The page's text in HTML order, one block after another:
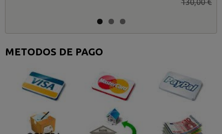
METODOS DE PAGO